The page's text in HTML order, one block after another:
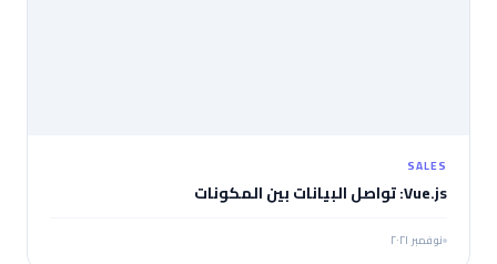
SALES
Vue.js: تواصل البيانات بين المكونات
نوفمبر ٢٠٢١